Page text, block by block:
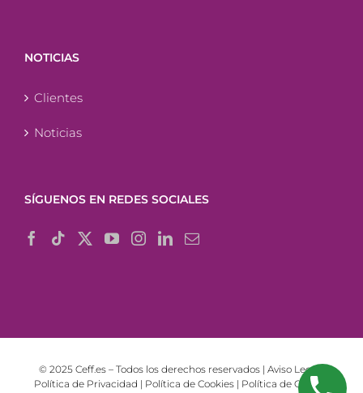
NOTICIAS
Clientes
Noticias
SÍGUENOS EN REDES SOCIALES
© 2025 Ceff.es – Todos los derechos reservados | Aviso Legal
Política de Privacidad | Política de Cookies| Política de Calidad